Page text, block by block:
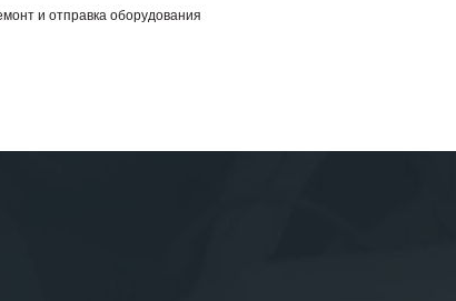
и отправка оборудования